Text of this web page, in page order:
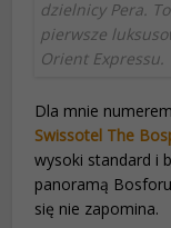
dzielnicy Pera.
pierwsze
Orient Expressu.
Dla mnie
Swissotel The
wysoki standard i
panoramą
się nie zapomina.